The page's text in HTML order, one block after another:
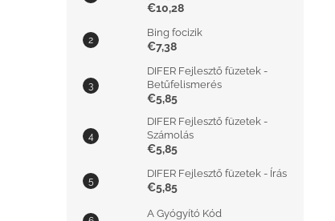
€10,28
Bing focizik
€7,38
DIFER Fejlesztő füzetek -
Betűfelismerés
€5,85
DIFER Fejlesztő füzetek -
Számolás
€5,85
DIFER Fejlesztő füzetek - Írás
€5,85
A Gyógyító Kód